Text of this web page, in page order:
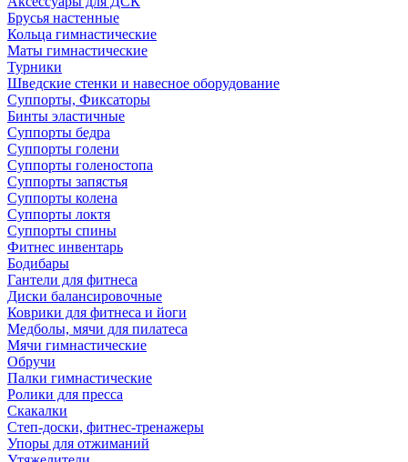
Брусья настенные
Кольца гимнастические
Маты гимнастические
Турники
Шведские стенки и навесное оборудование
Суппорты, Фиксаторы
Бинты эластичные
Суппорты бедра
Суппорты голени
Суппорты голеностопа
Суппорты запястья
Суппорты колена
Суппорты локтя
Суппорты спины
Фитнес инвентарь
Бодибары
Гантели для фитнеса
Диски балансировочные
Коврики для фитнеса и йоги
Медболы, мячи для пилатеса
Мячи гимнастические
Обручи
Палки гимнастические
Ролики для пресса
Скакалки
Степ-доски, фитнес-тренажеры
Упоры для отжиманий